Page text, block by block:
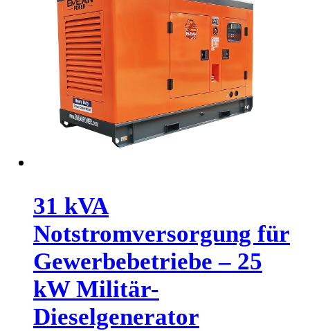
31 kVA
Notstromversorgung für
Gewerbebetriebe – 25
kW Militär-
Dieselgenerator